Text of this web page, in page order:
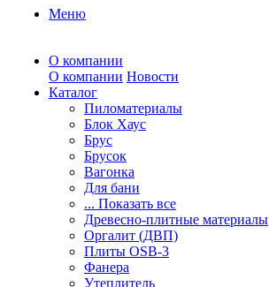
Меню
О компании
О компании Новости
Каталог
Пиломатериалы
Блок Хаус
Брус
Брусок
Вагонка
Для бани
... Показать все
Древесно-плитные материалы
Оргалит (ДВП)
Плиты OSB-3
Фанера
Утеплитель